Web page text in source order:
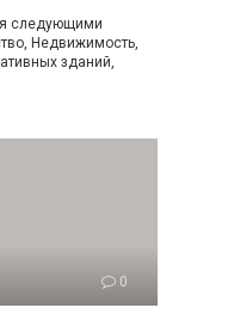
следующими
Недвижимость,
зданий,
0